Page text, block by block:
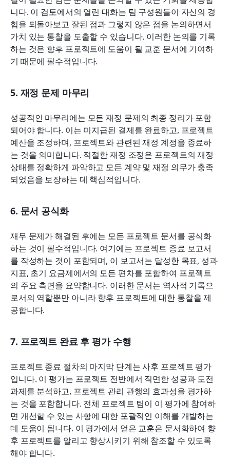
니다. 이 검토에서의 열린 대화는 팀 구성원들이 자신의 경
험을 되돌아보고 잘된 점과 그렇지 않은 점을 논의하면서
가치 있는 통찰을 도출할 수 있습니다. 이러한 논의를 기록
하는 것은 향후 프로젝트에 도움이 될 교훈 문서에 기여하
기 때문에 필수적입니다.
5. 재정 문제 마무리
성공적인 마무리에는 모든 재정 문제의 최종 정리가 포함
되어야 합니다. 이는 미지급된 결제를 완료하고, 프로젝트
예산을 조정하며, 프로젝트와 관련된 재정 계정을 종료하
는 것을 의미합니다. 적절한 재정 조정은 프로젝트의 재정
상태를 정확하게 파악하고 모든 계약 및 재정 의무가 충족
되었음을 보장하는 데 핵심적입니다.
6. 문서 공식화
재무 문제가 해결된 후에는 모든 프로젝트 문서를 공식화
하는 것이 필수적입니다. 여기에는 프로젝트 종료 보고서
를 작성하는 것이 포함되며, 이 보고서는 달성한 목표, 성과
지표, 초기 요금제에서의 모든 편차를 포함하여 프로젝트
의 주요 측면을 요약합니다. 이러한 문서는 역사적 기록으
로서의 역할뿐만 아니라 향후 프로젝트에 대한 통찰을 제
공합니다.
7. 프로젝트 완료 후 평가 수행
프로젝트 종료 절차의 마지막 단계는 사후 프로젝트 평가
입니다. 이 평가는 프로젝트 전반에서 직면한 성공과 도전
과제를 분석하고, 프로젝트 관리 관행의 효과성을 평가하
는 것을 포함합니다. 전체 프로젝트 팀이 이 평가에 참여하
면 개선할 수 있는 사항에 대한 포괄적인 이해를 개발하는
데 도움이 됩니다. 이 평가에서 얻은 교훈은 문서화하여 향
후 프로젝트를 알리고 향상시키기 위해 참조할 수 있도록
해야 합니다.